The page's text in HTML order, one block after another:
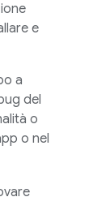
e
a
del
o
o nel